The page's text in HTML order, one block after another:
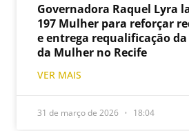
Governadora Raquel Lyra
197 Mulher para reforçar
e entrega requalificação da
da Mulher no Recife
VER MAIS
31 de março de 2026 18:04